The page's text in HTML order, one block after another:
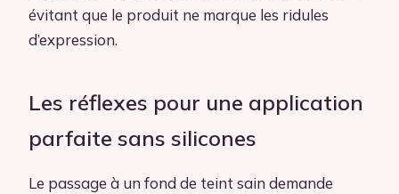
évitant que le produit ne marque les ridules
d’expression.
Les réflexes pour une application
parfaite sans silicones
Le passage à un fond de teint sain demande